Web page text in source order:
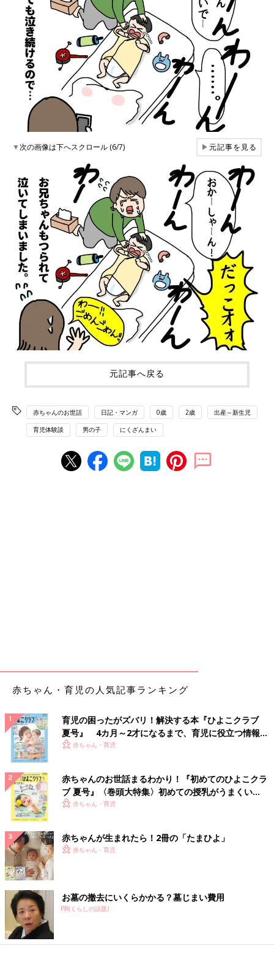
▼次の画像は下へスクロール (6/7) ▶元記事を見る
元記事へ戻る
赤ちゃんのお世話 日記・マンガ 0歳 2歳 出産～新生児
育児体験談 男の子 にくざんまい
赤ちゃん・育児の人気記事ランキング
育児の困ったがズバリ！解決する本『ひよこクラブ
夏号』 4カ月～2才になるまで、育児に役立つ情報が
いっぱい！
赤ちゃん・育児
赤ちゃんのお世話まるわかり！『初めてのひよこクラ
ブ 夏号』〈巻頭大特集〉初めての授乳がうまくい
く！ おっぱい・ミルクの基本と夏のトラブル 解決テ
赤ちゃん・育児
赤ちゃんが生まれたら！2冊の「たまひよ」
赤ちゃん・育児
お墓の撤去にいくらかかる？墓じまい費用
PR(くらしの話題)